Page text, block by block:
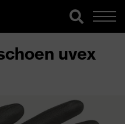
uvex